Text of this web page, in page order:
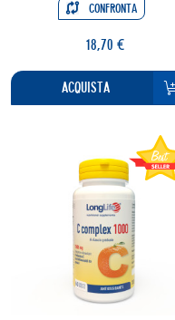
CONFRONTA
18,70 €
ACQUISTA